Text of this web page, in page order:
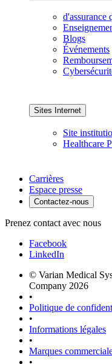
d'assurance
Blogs
Événements
Sites Internet
Site
Healthcare
Carrières
Espace presse
Contactez-nous
Prenez contact avec nous
Facebook
LinkedIn
© Varian Medical
Company 2026
•
Politique de
•
Informations légales
•
Marques